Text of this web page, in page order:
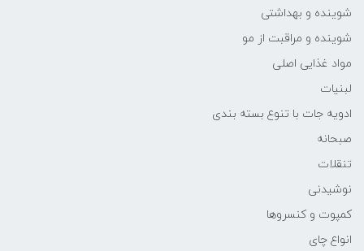
شوینده و بهداشتی
شوینده و مراقبت از مو
مواد غذایی اصلی
لبنیات
ادویه جات با تنوع بسته بندی
صبحانه
تنقلات
نوشیدنی
کمپوت و کنسروها
انواع چای